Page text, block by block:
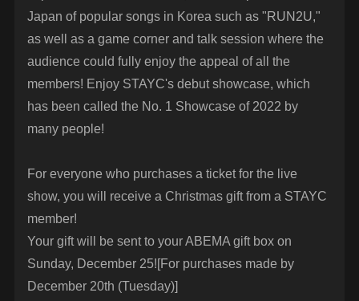
Japan of popular songs in Korea such as "RUN2U,"
as well as a game corner and talk session where the
audience could fully enjoy the appeal of all the
members! Enjoy STAYC's debut showcase, which
has been called the No. 1 Showcase of 2022 by
many people!
For everyone who purchases a ticket for the live
show, you will receive a Christmas gift from a STAYC
member!
Your gift will be sent to your ABEMA gift box on
Sunday, December 25![For purchases made by
December 20th (Tuesday)]